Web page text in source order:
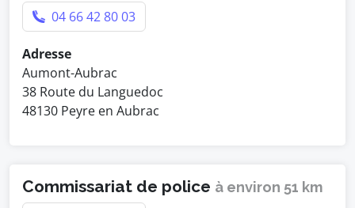
04 66 42 80 03
Adresse
Aumont-Aubrac
38 Route du Languedoc
48130 Peyre en Aubrac
Commissariat de police à environ 51 km